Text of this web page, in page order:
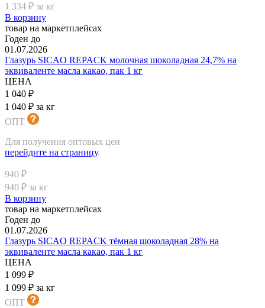
1 334 ₽ за кг
В корзину
товар на маркетплейсах
Годен до
01.07.2026
Глазурь SICAO REPACK молочная шоколадная 24,7% на
эквиваленте масла какао, пак 1 кг
ЦЕНА
1 040 ₽
1 040 ₽ за кг
ОПТ
Для получения оптовых цен
перейдите на страницу.
940 ₽
940 ₽ за кг
В корзину
товар на маркетплейсах
Годен до
01.07.2026
Глазурь SICAO REPACK тёмная шоколадная 28% на
эквиваленте масла какао, пак 1 кг
ЦЕНА
1 099 ₽
1 099 ₽ за кг
ОПТ